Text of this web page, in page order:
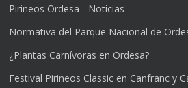
Pirineos Ordesa - Noticias
Normativa del Parque Nacional de
¿Plantas Carnívoras en Ordesa?
Festival Pirineos Classic en Canfranc y